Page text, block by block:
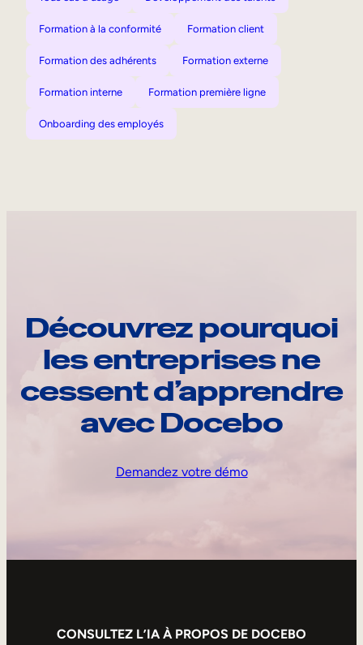
Formation à la conformité Formation client
Formation des adhérents Formation externe
Formation interne Formation première ligne
Onboarding des employés
Découvrez pourquoi
les entreprises ne
cessent d’apprendre
avec Docebo
Demandez votre démo
CONSULTEZ L’IA À PROPOS DE DOCEBO